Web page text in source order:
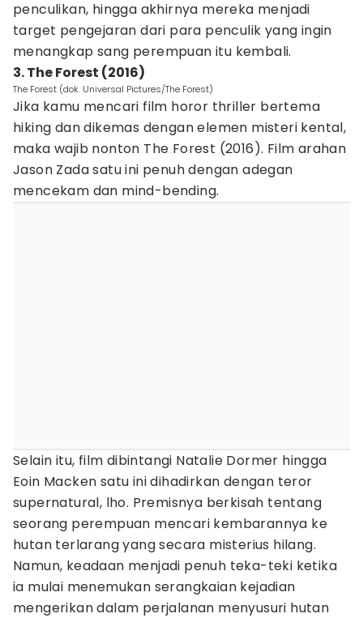
penculikan, hingga akhirnya mereka menjadi
target pengejaran dari para penculik yang ingin
menangkap sang perempuan itu kembali.
3. The Forest (2016)
The Forest (dok. Universal Pictures/The Forest)
Jika kamu mencari film horor thriller bertema
hiking dan dikemas dengan elemen misteri kental,
maka wajib nonton The Forest (2016). Film arahan
Jason Zada satu ini penuh dengan adegan
mencekam dan mind-bending.
Selain itu, film dibintangi Natalie Dormer hingga
Eoin Macken satu ini dihadirkan dengan teror
supernatural, lho. Premisnya berkisah tentang
seorang perempuan mencari kembarannya ke
hutan terlarang yang secara misterius hilang.
Namun, keadaan menjadi penuh teka-teki ketika
ia mulai menemukan serangkaian kejadian
mengerikan dalam perjalanan menyusuri hutan